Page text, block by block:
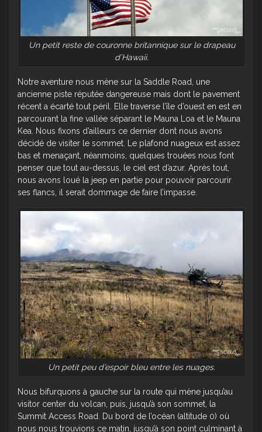
Un petit reste de couronne britannique sur le drapeau
d’Hawaii.
Notre aventure nous mène sur la Saddle Road, une
ancienne piste réputée dangereuse mais dont le pavement
récent a écarté tout péril. Elle traverse l’île d’ouest en est en
parcourant la fine vallée séparant le Mauna Loa et le Mauna
Kea. Nous fixons d’ailleurs ce dernier dont nous avons
décidé de visiter le sommet. Le plafond nuageux est assez
bas et menaçant, néanmoins, quelques trouées nous font
penser que tout au-dessus, le ciel est d’azur. Après tout,
nous avons loué la jeep en partie pour pouvoir parcourir
ses flancs, il serait dommage de faire l’impasse.
Un petit peu d’espoir bleu entre les nuages.
Nous bifurquons à gauche sur la route qui mène jusqu’au
visitor center du volcan, puis, jusqu’à son sommet, la
Summit Access Road. Du bord de l’océan (altitude 0) où
nous nous trouvions ce matin, jusqu’à son point culminant à